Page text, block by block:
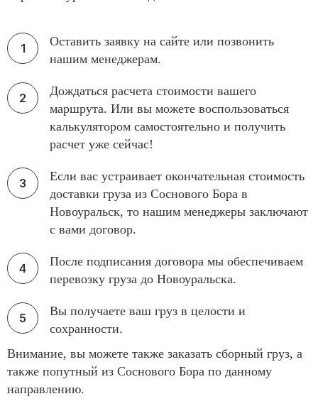
Оставить заявку на сайте или позвонить
нашим менеджерам.
Дождаться расчета стоимости вашего
маршрута. Или вы можете воспользоваться
калькулятором самостоятельно и получить
расчет уже сейчас!
Если вас устраивает окончательная стоимость
доставки груза из Соснового Бора в
Новоуральск, то нашим менеджеры заключают
с вами договор.
После подписания договора мы обеспечиваем
перевозку груза до Новоуральска.
Вы получаете ваш груз в целости и
сохранности.
Внимание, вы можете также заказать сборный груз, а
также попутный из Соснового Бора по данному
направлению.